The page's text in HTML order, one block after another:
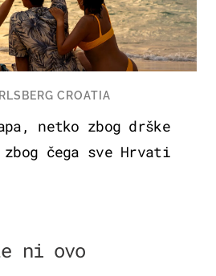
CROATIA
netko zbog drške
čega sve Hrvati
ni ovo